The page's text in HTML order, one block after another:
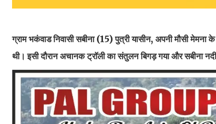
ग्राम भकंवाड निवासी सबीना (15) पुत्री यासीन, अपनी मौसी मेमना
थी। इसी दौरान अचानक ट्रॉली का संतुलन बिगड़ गया और सबीना